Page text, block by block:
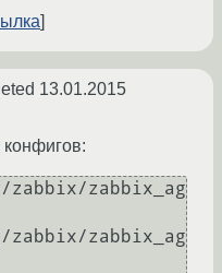
13.01.2015
конфигов:
zabbix_ag
zabbix_ag